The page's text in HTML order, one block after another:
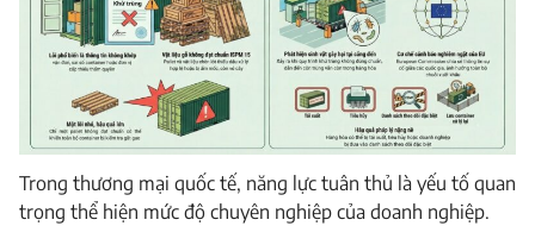
Trong thương mại quốc tế, năng lực tuân thủ là yếu tố quan
trọng thể hiện mức độ chuyên nghiệp của doanh nghiệp.